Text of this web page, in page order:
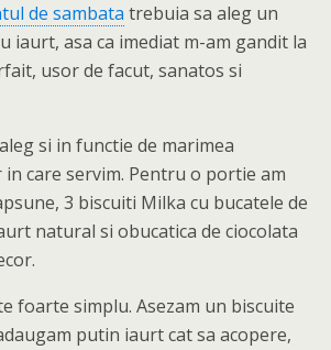
de sambata trebuia sa aleg un
iaurt, asa ca imediat m-am gandit la
usor de facut, sanatos si
si in functie de marimea
care servim. Pentru o portie am
3 biscuiti Milka cu bucatele de
natural si obucatica de ciocolata
foarte simplu. Asezam un biscuite
putin iaurt cat sa acopere,